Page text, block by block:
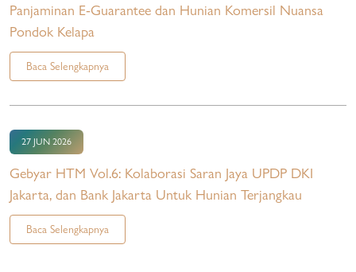
Panjaminan E-Guarantee dan Hunian Komersil Nuansa
Pondok Kelapa
Baca Selengkapnya
27 JUN 2026
Gebyar HTM Vol.6: Kolaborasi Saran Jaya UPDP DKI
Jakarta, dan Bank Jakarta Untuk Hunian Terjangkau
Baca Selengkapnya